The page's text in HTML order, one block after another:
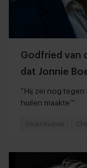
Godfried van
dat Jonnie
“Hij zei nog tegen
huilen maakte’”
Gastronomie